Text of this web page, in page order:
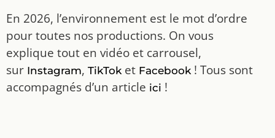
En 2026, l’environnement est le mot d’ordre
pour toutes nos productions. On vous
explique tout en vidéo et carrousel,
sur Instagram, TikToket Facebook! Tous sont
accompagnés d’un article ici !